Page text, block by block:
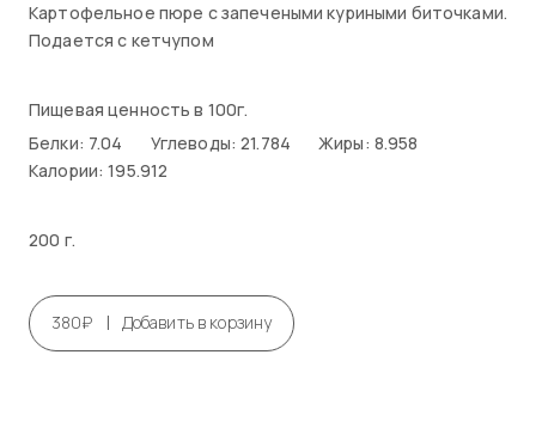
Картофельное пюре с запечеными куриными биточками.
Подается с кетчупом
Пищевая ценность в 100г.
Белки: 7.04
Углеводы: 21.784
Жиры: 8.958
Калории: 195.912
200 г.
380₽ | Добавить в корзину